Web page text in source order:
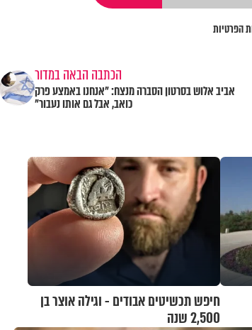
הפרטיות
הכתבה הבאה במדור
אביב אלוש בסרטון הסברה מנצח: "אנחנו באמצע פרק
כואב, אבל גם אותו נעבור"
חיפש תכשיטים אבודים - וגילה אוצר בן
2,500 שנה